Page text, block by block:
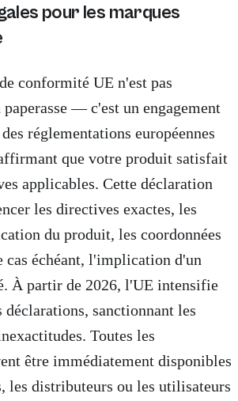
pour les marques
conformité UE n'est pas
— c'est un engagement
réglementations européennes
que votre produit satisfait
applicables. Cette déclaration
les directives exactes, les
du produit, les coordonnées
cas échéant, l'implication d'un
À partir de 2026, l'UE intensifie
déclarations, sanctionnant les
Toutes les
être immédiatement disponibles
les distributeurs ou les utilisateurs